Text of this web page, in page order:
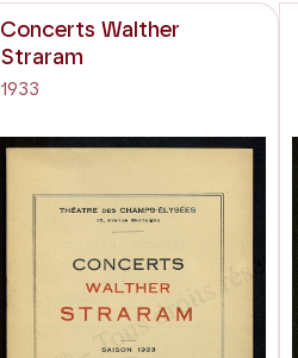
Concerts Walther
Straram
1933